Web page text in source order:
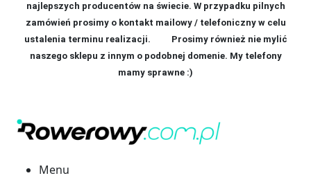
najlepszych producentów na świecie. W przypadku pilnych
zamówień prosimy o kontakt mailowy / telefoniczny w celu
ustalenia terminu realizacji. Prosimy również nie mylić
naszego sklepu z innym o podobnej domenie. My telefony
mamy sprawne :)
Menu